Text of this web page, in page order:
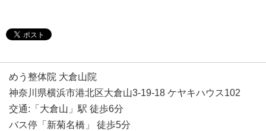
めう整体院 大倉山院
神奈川県横浜市港北区大倉山3-19-18 ケヤキハウス102
交通:「大倉山」駅 徒歩6分
バス停「新菊名橋」 徒歩5分